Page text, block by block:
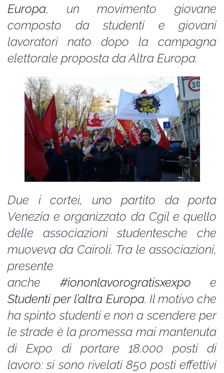
Europa, un movimento giovane
composto da studenti e giovani
lavoratori nato dopo la campagna
elettorale proposta da Altra Europa.
Due i cortei, uno partito da porta
Venezia e organizzato da Cgil e quello
delle associazioni studentesche che
muoveva da Cairoli. Tra le associazioni,
presente
anche #iononlavorogratisxexpo e
Studenti per l’altra Europa. Il motivo che
ha spinto studenti e non a scendere per
le strade è la promessa mai mantenuta
di Expo di portare 18.000 posti di
lavoro: si sono rivelati 850 posti effettivi